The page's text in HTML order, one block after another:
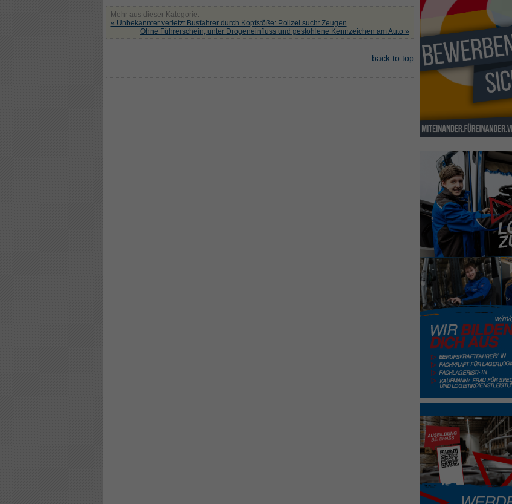
Mehr aus dieser Kategorie:
« Unbekannter verletzt Busfahrer durch Kopfstöße: Polizei sucht Zeugen
Ohne Führerschein, unter Drogeneinfluss und gestohlene Kennzeichen am Auto »
back to top